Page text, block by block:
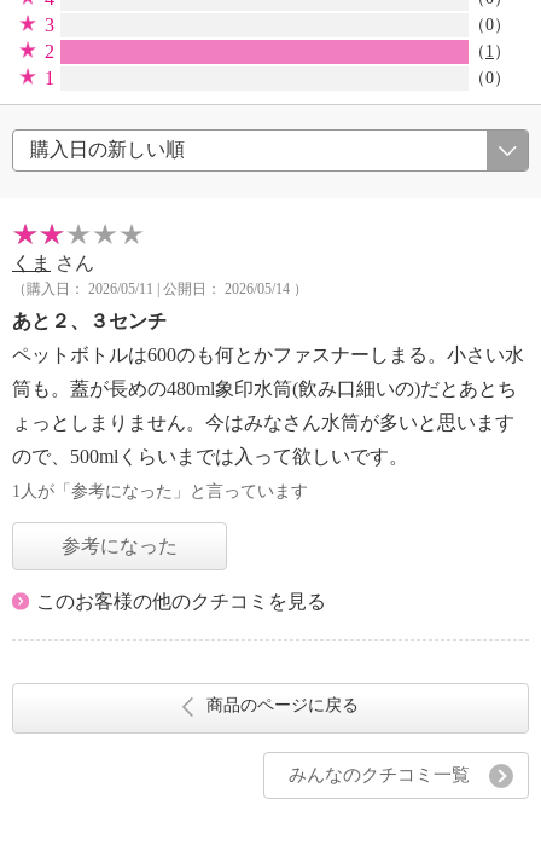
3 （0）
2 （ 1 ）
1 （0）
くま さん
（購入日： 2026/05/11 | 公開日： 2026/05/14 ）
あと２、３センチ
ペットボトルは600のも何とかファスナーしまる。小さい水
筒も。蓋が長めの480ml象印水筒(飲み口細いの)だとあとち
ょっとしまりません。今はみなさん水筒が多いと思います
ので、500mlくらいまでは入って欲しいです。
1人が「参考になった」と言っています
参考になった
このお客様の他のクチコミを見る
商品のページに戻る
みんなのクチコミ一覧